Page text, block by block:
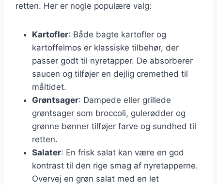
retten. Her er nogle populære valg:
Kartofler: Både bagte kartofler og
kartoffelmos er klassiske tilbehør, der
passer godt til nyretapper. De absorberer
saucen og tilføjer en dejlig cremethed til
måltidet.
Grøntsager: Dampede eller grillede
grøntsager som broccoli, gulerødder og
grønne bønner tilføjer farve og sundhed til
retten.
Salater: En frisk salat kan være en god
kontrast til den rige smag af nyretapperne.
Overvej en grøn salat med en let